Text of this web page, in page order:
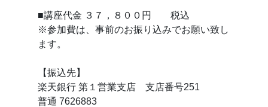
■講座代金 ３７，８００円 税込
※参加費は、事前のお振り込みでお願い致し
ます。
【振込先】
楽天銀行 第１営業支店 支店番号251
普通 7626883